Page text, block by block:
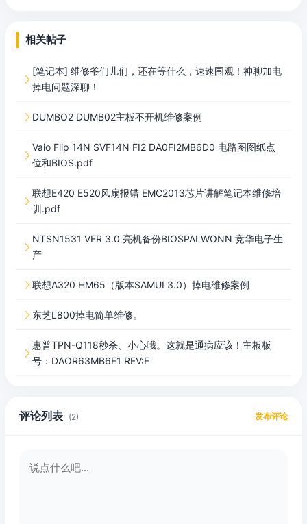
相关帖子

[笔记本] 维修爷们儿们，还在等什么，速速围观！神聊加电
掉电问题深聊！
 DUMBO2 DUMB02主板不开机维修案例

Vaio Flip 14N SVF14N FI2 DA0FI2MB6D0 电路图图纸点
位和BIOS.pdf

联想E420 E520风扇报错 EMC2013芯片讲解笔记本维修培
训.pdf

NTSN1531 VER 3.0 亮机备份BIOSPALWONN 竞华电子生
产
 联想A320 HM65（版本SAMUI 3.0）掉电维修案例
 东芝L800掉电简单维修。

惠普TPN-Q118秒杀、小心哦。这就是通病应该！主板板
号：DAOR63MB6F1 REV:F
评论列表 (2) 发布评论